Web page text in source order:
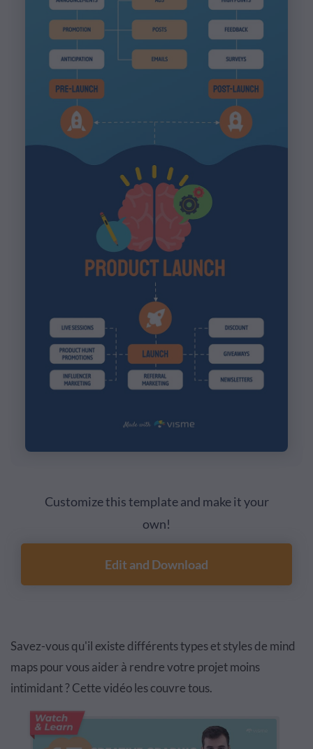
Customize this template and make it your
own!
Edit and Download
Savez-vous qu'il existe différents types et styles de mind
maps pour vous aider à rendre votre projet moins
intimidant ? Cette vidéo les couvre tous.